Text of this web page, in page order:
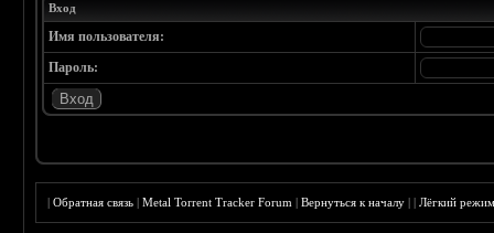
Вход
Имя пользователя:
Пароль:
|Обратная связь |Metal Torrent Tracker Forum |Вернуться к началу ||Лёгкий